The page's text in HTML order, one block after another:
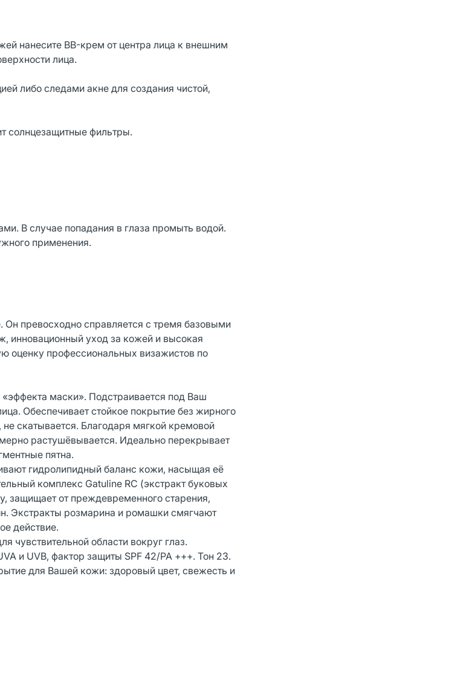
нанесите BB-крем от центра лица к внешним
лица.
либо следами акне для создания чистой,
солнцезащитные фильтры.
В случае попадания в глаза промыть водой.
применения.
превосходно справляется с тремя базовыми
инновационный уход за кожей и высокая
оценку профессиональных визажистов по
маски». Подстраивается под Ваш
Обеспечивает стойкое покрытие без жирного
не скатывается. Благодаря мягкой кремовой
растушёвывается. Идеально перекрывает
пятна.
гидролипидный баланс кожи, насыщая её
комплекс Gatuline RC (экстракт буковых
от преждевременного старения,
Экстракты розмарина и ромашки смягчают
действие.
чувствительной области вокруг глаз.
и UVB, фактор защиты SPF 42/PA +++. Тон 23.
для Вашей кожи: здоровый цвет, свежесть и